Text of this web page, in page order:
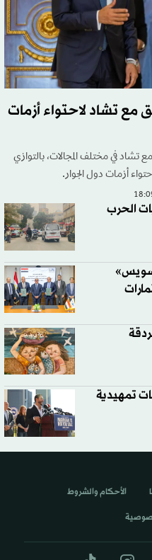
تشاد لاحتواء أزمات
تشاد في مختلف المجالات، بالتوازي
أزمات دول الجوار.
الحرب
تمهيدية
الأحكام والشروط